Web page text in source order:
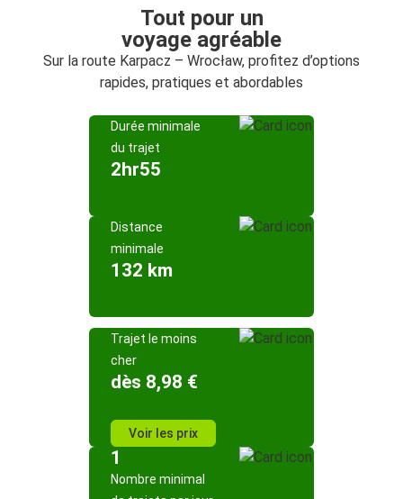
Tout pour un
voyage agréable
Sur la route Karpacz – Wrocław, profitez d’options
rapides, pratiques et abordables
Durée minimale
du trajet
2hr55
Distance
minimale
132 km
Trajet le moins
cher
dès 8,98 €
Voir les prix
1
Nombre minimal